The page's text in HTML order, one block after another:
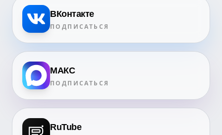
ВКонтакте
ПОДПИСАТЬСЯ
МАКС
ПОДПИСАТЬСЯ
RuTube